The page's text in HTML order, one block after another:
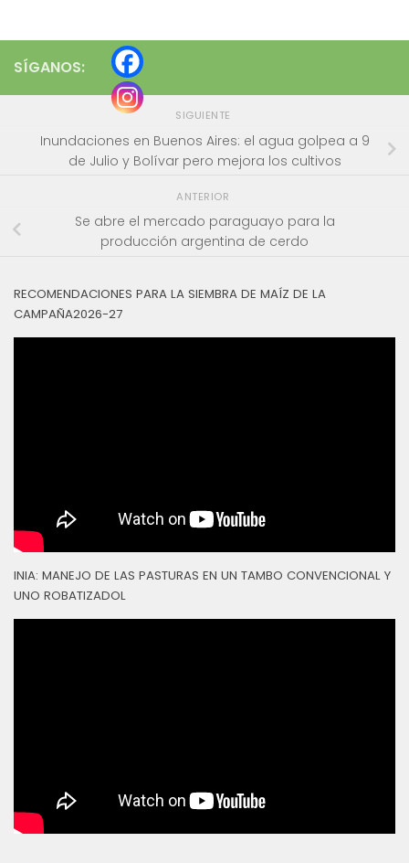
SÍGANOS:
SIGUIENTE
Inundaciones en Buenos Aires: el agua golpea a 9
de Julio y Bolívar pero mejora los cultivos
ANTERIOR
Se abre el mercado paraguayo para la
producción argentina de cerdo
RECOMENDACIONES PARA LA SIEMBRA DE MAÍZ DE LA
CAMPAÑA2026-27
INIA: MANEJO DE LAS PASTURAS EN UN TAMBO CONVENCIONAL Y
UNO ROBATIZADOL